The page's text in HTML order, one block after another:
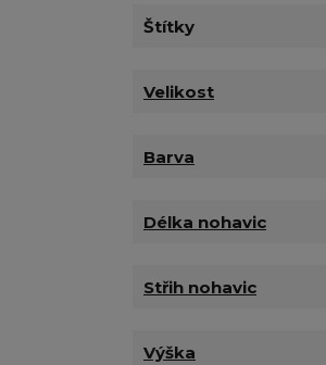
Štítky
Velikost
Barva
Délka nohavic
Střih nohavic
Výška